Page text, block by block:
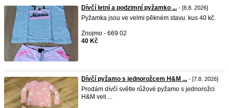
Dívčí letní a podzimní pyžamko ... - [8.8. 2026]
Pyžamka jsou ve velmi pěkném stavu. kus 40 kč.
Znojmo - 669 02
40 Kč
Dívčí pyžamo s jednorožcem H&M ... - [7.8. 2026]
Prodám dívčí světle růžové pyžamo s jednorožci
H&M veli ...